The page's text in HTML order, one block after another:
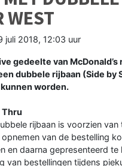
WEST
juli 2018, 12:03 uur
gedeelte van
dubbele rijbaan (Side by
worden.
Thru
rijbaan is voorzien
van de bestelling
en daarna gepresenteerd
van bestellingen tijdens